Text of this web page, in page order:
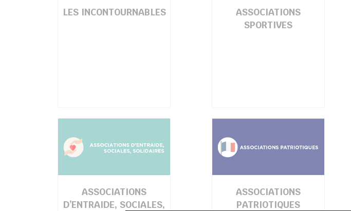
LES INCONTOURNABLES
ASSOCIATIONS
SPORTIVES
ASSOCIATIONS
D’ENTRAIDE, SOCIALES,
ASSOCIATIONS
PATRIOTIQUES